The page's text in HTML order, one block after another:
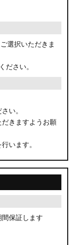
選択いただきま
ださい。
い。
きますようお願
います。
保証します